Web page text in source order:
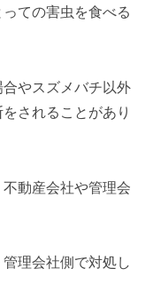
ての害虫を食べる
やスズメバチ以外
されることがあり
動産会社や管理会
理会社側で対処し